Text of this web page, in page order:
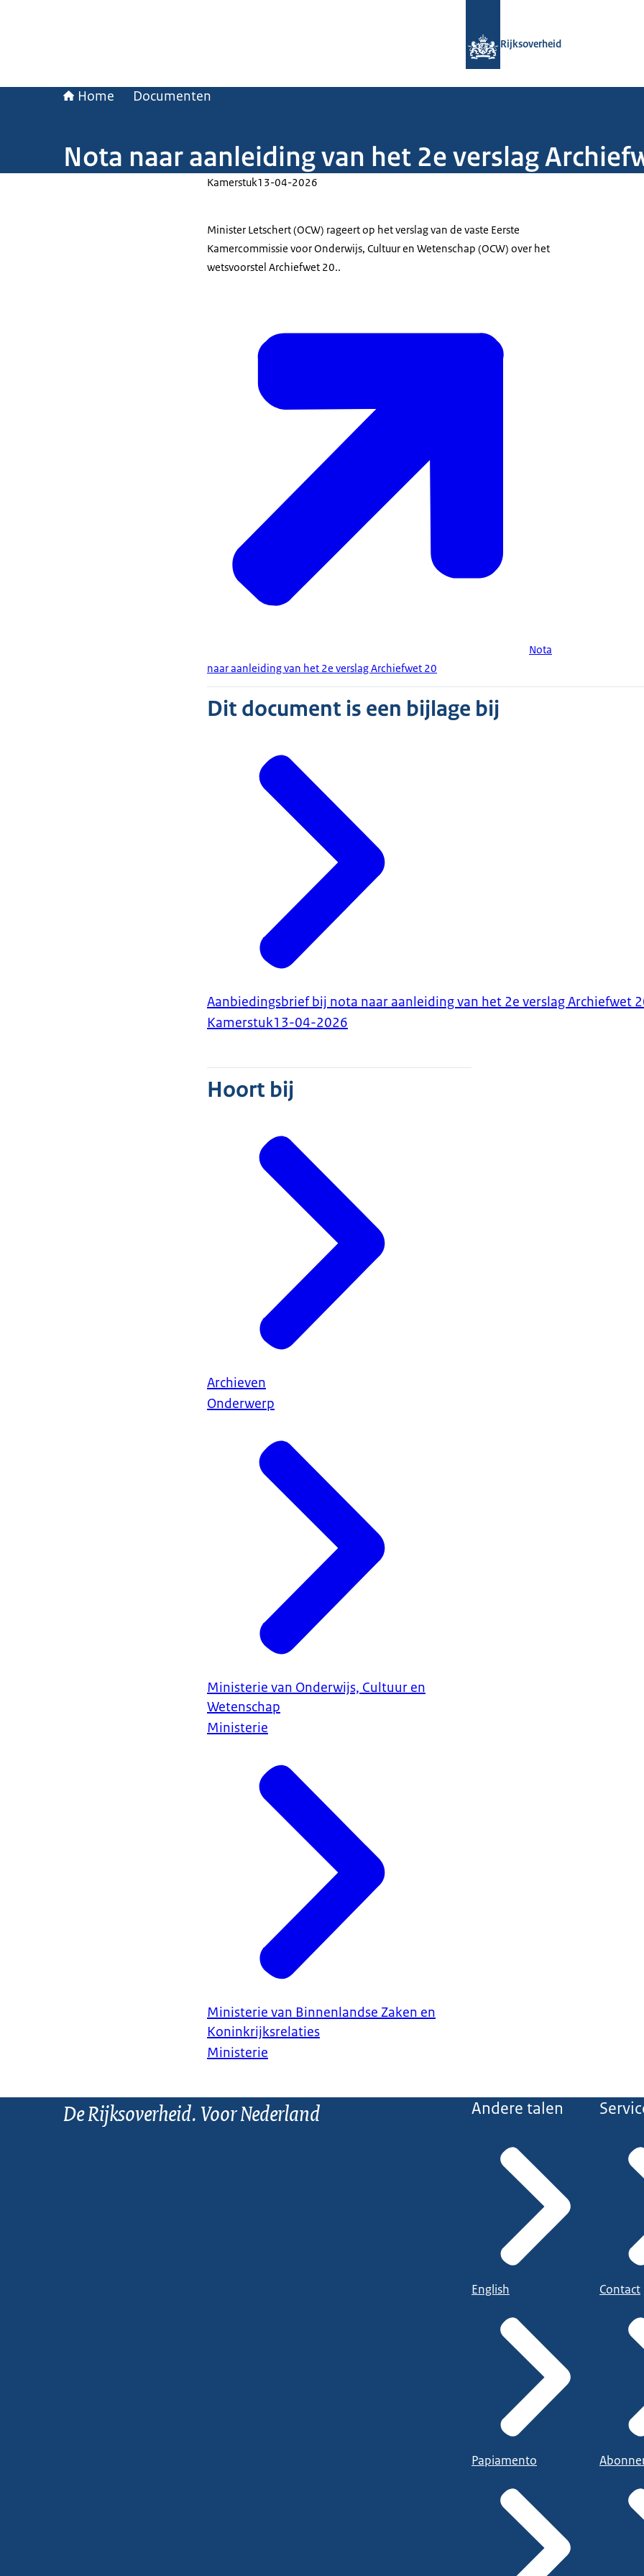
Rijksoverheid
Home Documenten
Nota naar aanleiding van het 2e verslag
Kamerstuk13-04-2026
Minister Letschert (OCW) rageert op het verslag van de vaste Eerste
Kamercommissie voor Onderwijs, Cultuur en Wetenschap (OCW) over het
wetsvoorstel Archiefwet 20..
Nota
naar aanleiding van het 2e verslag Archiefwet 20
Dit document is een bijlage bij
Aanbiedingsbrief bij nota naar aanleiding van het 2e verslag Archiefwet
Kamerstuk13-04-2026
Hoort bij
Archieven
Onderwerp
Ministerie van Onderwijs, Cultuur en
Wetenschap
Ministerie
Ministerie van Binnenlandse Zaken en
Koninkrijksrelaties
Ministerie
De Rijksoverheid. Voor Nederland Andere talen
English
Papiamento
Contact